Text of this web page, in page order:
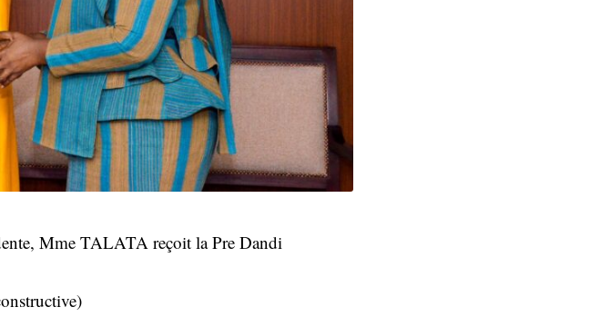
Mme TALATA reçoit la Pre Dandi